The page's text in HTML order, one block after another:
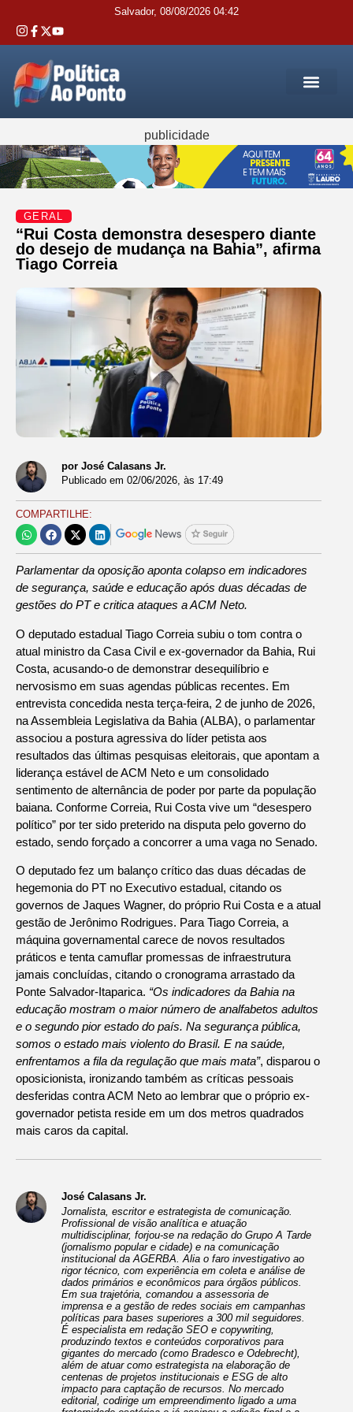
Salvador, 08/08/2026 04:42
publicidade
GERAL
“Rui Costa demonstra desespero diante
do desejo de mudança na Bahia”, afirma
Tiago Correia
por José Calasans Jr.
Publicado em 02/06/2026, às 17:49
COMPARTILHE:
Parlamentar da oposição aponta colapso em indicadores
de segurança, saúde e educação após duas décadas de
gestões do PT e critica ataques a ACM Neto.
O deputado estadual Tiago Correia subiu o tom contra o
atual ministro da Casa Civil e ex-governador da Bahia, Rui
Costa, acusando-o de demonstrar desequilíbrio e
nervosismo em suas agendas públicas recentes. Em
entrevista concedida nesta terça-feira, 2 de junho de 2026,
na Assembleia Legislativa da Bahia (ALBA), o parlamentar
associou a postura agressiva do líder petista aos
resultados das últimas pesquisas eleitorais, que apontam a
liderança estável de ACM Neto e um consolidado
sentimento de alternância de poder por parte da população
baiana. Conforme Correia, Rui Costa vive um “desespero
político” por ter sido preterido na disputa pelo governo do
estado, sendo forçado a concorrer a uma vaga no Senado.
O deputado fez um balanço crítico das duas décadas de
hegemonia do PT no Executivo estadual, citando os
governos de Jaques Wagner, do próprio Rui Costa e a atual
gestão de Jerônimo Rodrigues. Para Tiago Correia, a
máquina governamental carece de novos resultados
práticos e tenta camuflar promessas de infraestrutura
jamais concluídas, citando o cronograma arrastado da
Ponte Salvador-Itaparica. “Os indicadores da Bahia na
educação mostram o maior número de analfabetos adultos
e o segundo pior estado do país. Na segurança pública,
somos o estado mais violento do Brasil. E na saúde,
enfrentamos a fila da regulação que mais mata”, disparou o
oposicionista, ironizando também as críticas pessoais
desferidas contra ACM Neto ao lembrar que o próprio ex-
governador petista reside em um dos metros quadrados
mais caros da capital.
José Calasans Jr.
Jornalista, escritor e estrategista de comunicação.
Profissional de visão analítica e atuação
multidisciplinar, forjou-se na redação do Grupo A Tarde
(jornalismo popular e cidade) e na comunicação
institucional da AGERBA. Alia o faro investigativo ao
rigor técnico, com experiência em coleta e análise de
dados primários e econômicos para órgãos públicos.
Em sua trajetória, comandou a assessoria de
imprensa e a gestão de redes sociais em campanhas
políticas para bases superiores a 300 mil seguidores.
É especialista em redação SEO e copywriting,
produzindo textos e conteúdos corporativos para
gigantes do mercado (como Bradesco e Odebrecht),
além de atuar como estrategista na elaboração de
centenas de projetos institucionais e ESG de alto
impacto para captação de recursos. No mercado
editorial, codirige um empreendimento ligado a uma